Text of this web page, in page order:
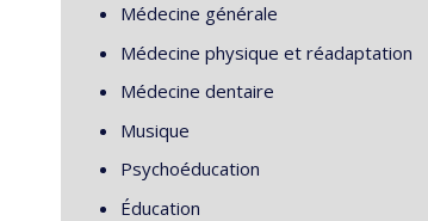
Médecine générale
Médecine physique et réadaptation
Médecine dentaire
Musique
Psychoéducation
Éducation